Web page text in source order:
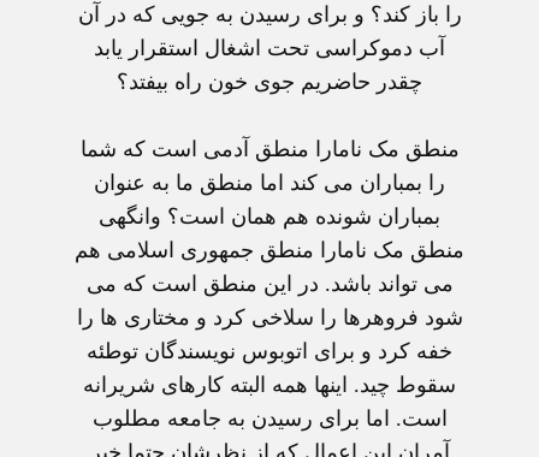
را باز کند؟ و برای رسيدن به جويی که در آن
آب دموکراسی تحت اشغال استقرار يابد
چقدر حاضريم جوی خون راه بيفتد؟
منطق مک نامارا منطق آدمی است که شما
را بمباران می کند اما منطق ما به عنوان
بمباران شونده هم همان است؟ وانگهی
منطق مک نامارا منطق جمهوری اسلامی هم
می تواند باشد. در اين منطق است که می
شود فروهرها را سلاخی کرد و مختاری ها را
خفه کرد و برای اتوبوس نويسندگان توطئه
سقوط چيد. اينها همه البته کارهای شريرانه
است. اما برای رسيدن به جامعه مطلوب
آمران اين اعمال که از نظرشان حتما خير